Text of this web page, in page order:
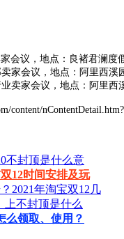
会议，地点：良褚君澜度
家会议，地点：阿里西溪
卖家会议，地点：阿里西
content/
不封顶是什么意
12时间安排及玩
2021年淘宝双12几
上不封顶是什么
么领取、使用？